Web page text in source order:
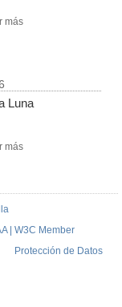
más
Luna
más
| W3C Member
Protección de Datos